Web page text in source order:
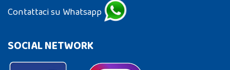
Contattaci su Whatsapp
SOCIAL NETWORK